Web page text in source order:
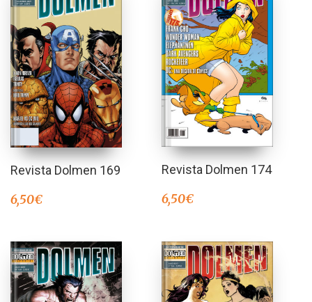
Revista Dolmen 169
6,50€
Revista Dolmen 174
6,50€